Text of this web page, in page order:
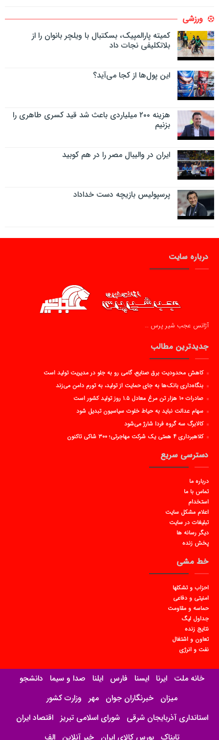
ورزشی
کمیته پارالمپیک، بسکتبال با ویلچر بانوان را از
بلاتکلیفی نجات داد
این پول‌ها از کجا می‌آید؟
هزینه ۲۰۰ میلیاردی باعث شد قید کسری طاهری را
بزنیم
ایران در والیبال مصر را در هم کوبید
پرسپولیس بازیچه دست خداداد
درباره سایت
آژانس عجب شیر پرس …
جدیدترین مطالب
کاهش محدودیت برق صنایع، گامی رو به جلو در مدیریت تولید است
بنگاه‌داری بانک‌ها به جای حمایت از تولید، به تورم دامن می‌زند
صادرات ۱۰ هزار تن مرغ معادل ۱.۵ روز تولید کشور است
سهام عدالت نباید به حیاط خلوت سیاسیون تبدیل شود
کالابرگ سه گروه فردا شارژ می‌شود
کلاهبرداری ۴ همتی یک شرکت مهاجرتی؛ ۳۰۰ شاکی تاکنون
دسترسی سریع
درباره ما
تماس با ما
استخدام
اعلام مشکل سایت
تبلیغات در سایت
دیگر رسانه ها
پخش زنده
خط مشی
احزاب و تشکلها
امنیتی و دفاعی
حماسه و مقاومت
جداول لیگ
نتایج زنده
تعاون و اشتغال
نفت و انرژی
خانه ملت ایرنا ایسنا فارس ایلنا صدا و سیما دانشجو
میزان خبرنگاران جوان مهر وزارت کشور
استانداری آذربایجان شرقی
شورای اسلامی تبریز اقتصاد ایران
تابناک بورس کالای ایران خبر آنلاین الف